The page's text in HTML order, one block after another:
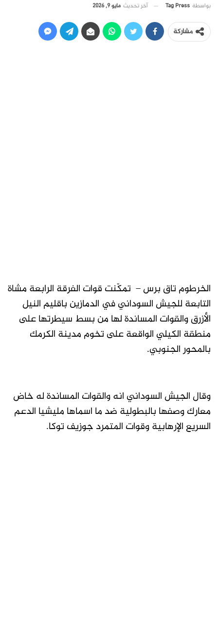
بواسطة Tag Press آخر تحديث مايو 9, 2026
مشاركة
الخرطوم تاق برس – تمكّنت قوات الفرقة الرابعة مشاة
التابعة للجيش السوداني في الدمازين باقليم النيل
الأزرق والقوات المساندة لها من بسط سيطرتها على
منطقة الكيلي الواقعة على تخوم مدينة الكرمك
بالمحور الجنوبي.
وقال الجيش السوداني انه والقوات المساندة له خاض
معارك وصفها بالبطولية ضد ما اسماها مليشيا الدعم
السريع الإرهابية وقوات المتمرد جوزيف توكا.